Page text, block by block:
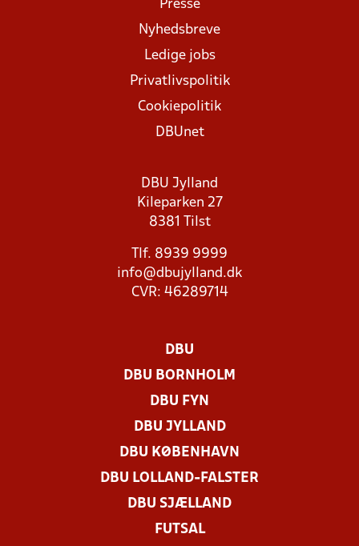
Presse
Nyhedsbreve
Ledige jobs
Privatlivspolitik
Cookiepolitik
DBUnet
DBU Jylland
Kileparken 27
8381 Tilst
Tlf. 8939 9999
info@dbujylland.dk
CVR: 46289714
DBU
DBU BORNHOLM
DBU FYN
DBU JYLLAND
DBU KØBENHAVN
DBU LOLLAND-FALSTER
DBU SJÆLLAND
FUTSAL